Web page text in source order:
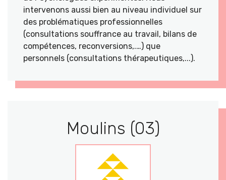
intervenons aussi bien au niveau individuel sur
des problématiques professionnelles
(consultations souffrance au travail, bilans de
compétences, reconversions,.…) que
personnels (consultations thérapeutiques,...).
Moulins (03)